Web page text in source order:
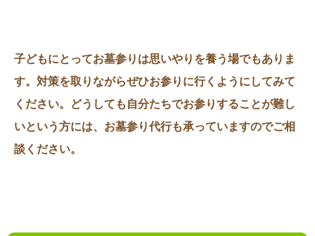
子どもにとってお墓参りは思いやりを養う場でもありま
す。対策を取りながらぜひお参りに行くようにしてみて
ください。どうしても自分たちでお参りすることが難し
いという方には、お墓参り代行も承っていますのでご相
談ください。